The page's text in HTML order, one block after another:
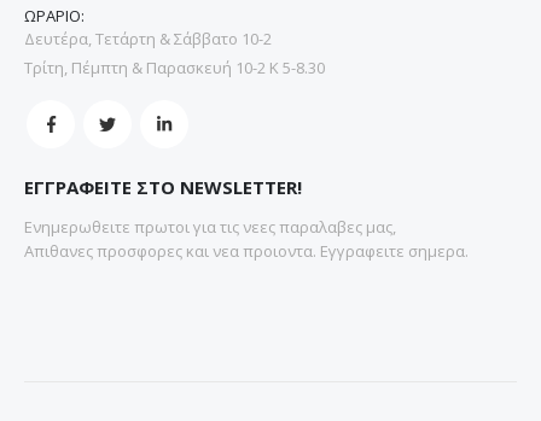
ΩΡΑΡΙΟ:
Δευτέρα, Τετάρτη & Σάββατο 10-2
Τρίτη, Πέμπτη & Παρασκευή 10-2 Κ 5-8.30
ΕΓΓΡΑΦΕΙΤΕ ΣΤΟ NEWSLETTER!
Ενημερωθειτε πρωτοι για τις νεες παραλαβες μας,
Απιθανες προσφορες και νεα προιοντα. Εγγραφειτε σημερα.